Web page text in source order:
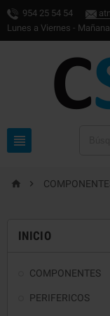
954 25 54 54
Lunes a Viernes -

 
INICIO
COMPONENTES
PERIFERICOS